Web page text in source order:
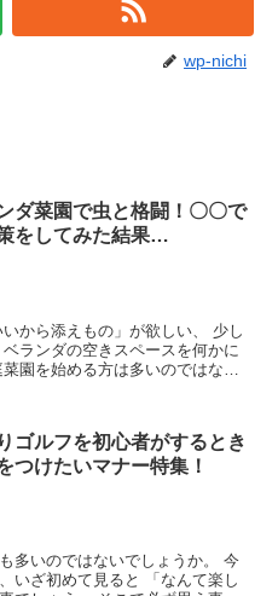
wp-nichi
ダ菜園で虫と格闘！〇〇で
をしてみた結果…
ゴルフを初心者がするとき
つけたいマナー特集！
いのではないでしょうか。 今
て見ると 「なんて楽し